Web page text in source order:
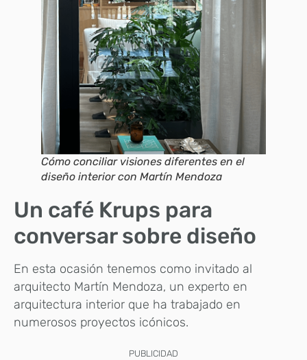
Cómo conciliar visiones diferentes en el
diseño interior con Martín Mendoza
Un café Krups para
conversar sobre diseño
En esta ocasión tenemos como invitado al
arquitecto Martín Mendoza, un experto en
arquitectura interior que ha trabajado en
numerosos proyectos icónicos.
PUBLICIDAD